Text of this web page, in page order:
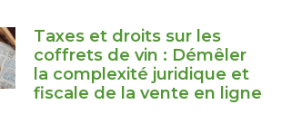
Taxes et droits sur les
coffrets de vin : Démêler
la complexité juridique et
fiscale de la vente en ligne